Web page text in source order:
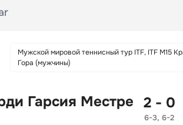
Мужской мировой теннисный тур ITF, ITF M15
Гора (мужчины)
Гарсия Местре 2 - 0
6-3, 6-2